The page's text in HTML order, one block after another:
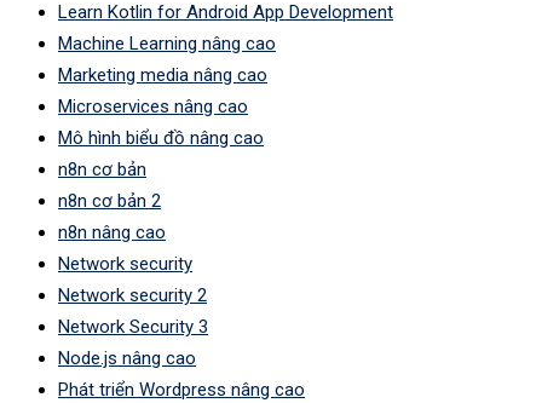
Learn Kotlin for Android App Development
Machine Learning nâng cao
Marketing media nâng cao
Microservices nâng cao
Mô hình biểu đồ nâng cao
n8n cơ bản
n8n cơ bản 2
n8n nâng cao
Network security
Network security 2
Network Security 3
Node.js nâng cao
Phát triển Wordpress nâng cao